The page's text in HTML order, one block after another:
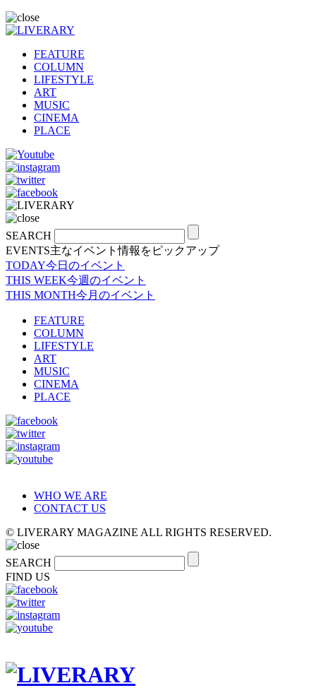
FEATURE
COLUMN
LIFESTYLE
ART
MUSIC
CINEMA
PLACE
SEARCH
EVENTS主なイベント情報をピックアップ
TODAY今日のイベント
THIS WEEK今週のイベント
THIS MONTH今月のイベント
FEATURE
COLUMN
LIFESTYLE
ART
MUSIC
CINEMA
PLACE
WHO WE ARE
CONTACT US
© LIVERARY MAGAZINE ALL RIGHTS RESERVED.
SEARCH
FIND US